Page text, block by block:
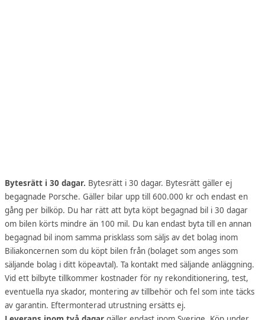
Bytesrätt i 30 dagar. Bytesrätt i 30 dagar. Bytesrätt gäller ej
begagnade Porsche. Gäller bilar upp till 600.000 kr och endast en
gång per bilköp. Du har rätt att byta köpt begagnad bil i 30 dagar
om bilen körts mindre än 100 mil. Du kan endast byta till en annan
begagnad bil inom samma prisklass som säljs av det bolag inom
Biliakoncernen som du köpt bilen från (bolaget som anges som
säljande bolag i ditt köpeavtal). Ta kontakt med säljande anläggning.
Vid ett bilbyte tillkommer kostnader för ny rekonditionering, test,
eventuella nya skador, montering av tillbehör och fel som inte täcks
av garantin. Eftermonterad utrustning ersätts ej.